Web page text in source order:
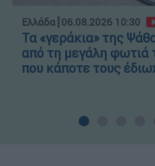
Ελλάδα┋06.08.2026 10:30
Τα «γεράκια» της
από τη μεγάλη φωτιά
που κάποτε τους